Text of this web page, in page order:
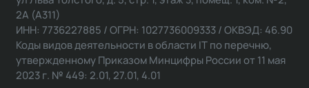
2А (А311)
ИНН: 7736227885 / ОГРН: 1027736009333 / ОКВЭД: 46.90
Коды видов деятельности в области IT по перечню,
утвержденному Приказом Минцифры России от 11 мая
2023 г. № 449: 2.01, 27.01, 4.01